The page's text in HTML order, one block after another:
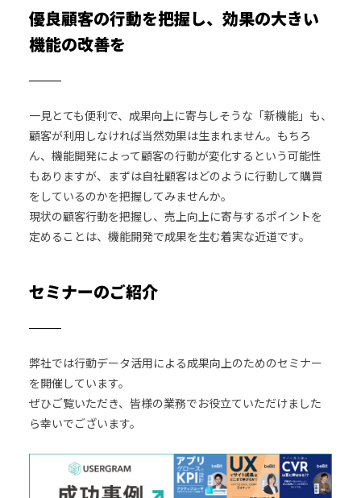
優良顧客の行動を把握し、効果の大きい
機能の改善を
一見とても便利で、成果向上に寄与しそうな「新機能」も、
顧客が利用しなければ当然効果は生まれません。もちろ
ん、機能開発によって顧客の行動が変化するという可能性
もありますが、まずは自社顧客はどのように行動して購買
をしているのかを把握してみませんか。
現状の顧客行動を把握し、売上向上に寄与するポイントを
定めることは、機能開発で成果を生む着実な近道です。
セミナーのご紹介
弊社では行動データ活用による成果向上のためのセミナー
を開催しています。
ぜひご覧いただき、皆様の業務でお役立ていただけました
ら幸いでございます。